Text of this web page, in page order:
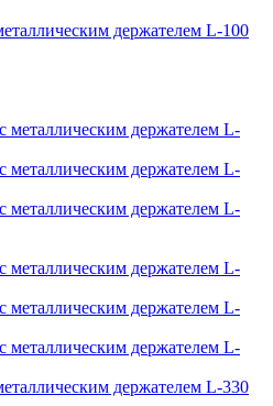
держателем L-100
держателем L-330